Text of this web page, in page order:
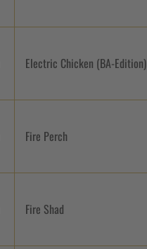
Electric Chicken (BA-Edition)
Fire Perch
Fire Shad